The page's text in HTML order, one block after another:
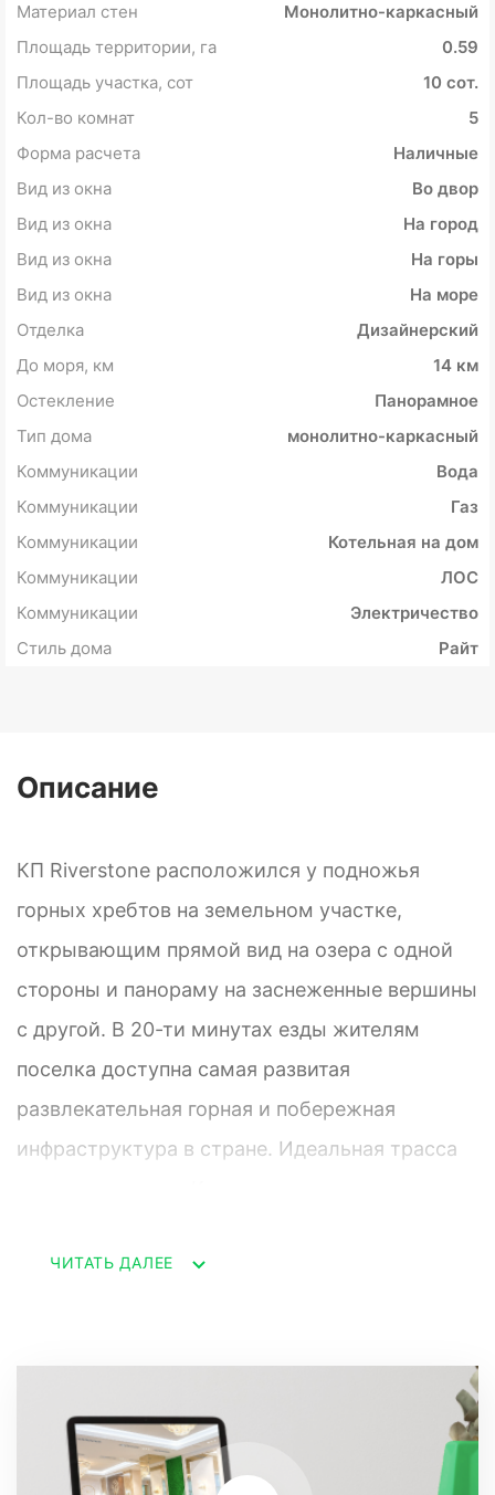
Материал стен
Монолитно-каркасный
Площадь территории, га
0.59
Площадь участка, сот
10 сот.
Кол-во комнат
5
Форма расчета
Наличные
Вид из окна
Во двор
Вид из окна
На город
Вид из окна
На горы
Вид из окна
На море
Отделка
Дизайнерский
До моря, км
14 км
Остекление
Панорамное
Тип дома
монолитно-каркасный
Коммуникации
Вода
Коммуникации
Газ
Коммуникации
Котельная на дом
Коммуникации
ЛОС
Коммуникации
Электричество
Стиль дома
Райт
Описание
КП Riverstone расположился у подножья
горных хребтов на земельном участке,
открывающим прямой вид на озера с одной
стороны и панораму на заснеженные вершины
с другой. В 20-ти минутах езды жителям
поселка доступна самая развитая
развлекательная горная и побережная
инфраструктура в стране. Идеальная трасса
летом.
Уникальная территория поселка у лесного
массива исключила возможность соседской
ЧИТАТЬ ДАЛЕЕ